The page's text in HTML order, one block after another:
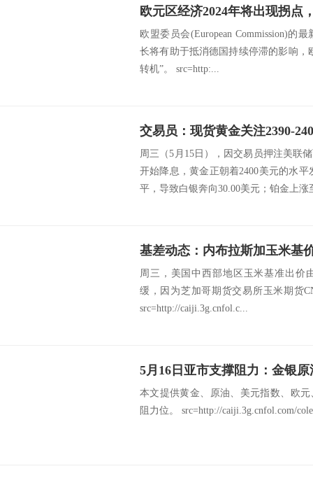
欧元区经济2024年将出现拐点
欧盟委员会(European Commission)的
长将有助于抵消德国持续停滞的影响，
转机”。 src=http:...
交易员：现货黄金关注2390-
周三（5月15日），因交易员押注美联
开始降息，黄金正朝着2400美元的水
平，导致白银奔向30.00美元；铂金上涨
周三，美国中西部地区玉米基准出价
缓，因为芝加哥期货交易所玉米期货
src=http://caiji.3g.cnfol.c...
本文提供黄金、原油、美元指数、欧
阻力位。 src=http://caiji.3g.cnfol.com/